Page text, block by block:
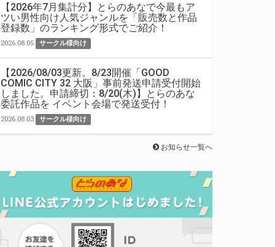
【2026年7月集計分】とらのあなで今最もア
ツい男性向け人気ジャンルを「販売数と作品
登録数」のランキング形式でご紹介！
2026.08.05 サークル様向け
【2026/08/03更新。8/23開催「GOOD
COMIC CITY 32 大阪」事前発送申請受付開始
しました。申請締切：8/20(木)】とらのあな
委託作品を イベント会場で発送受付！
2026.08.03 サークル様向け
お知らせ一覧へ